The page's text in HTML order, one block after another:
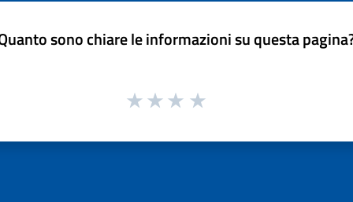
sono chiare le informazioni su questa